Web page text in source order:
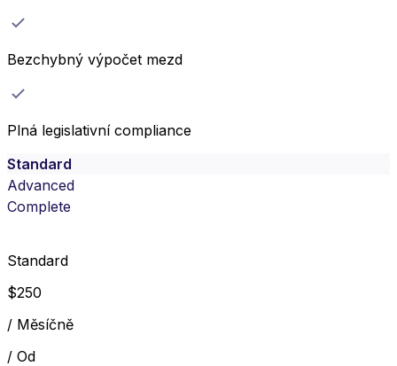
Bezchybný výpočet mezd
Plná legislativní compliance
Standard
Advanced
Complete
Standard
$250
/ Měsíčně
/ Od